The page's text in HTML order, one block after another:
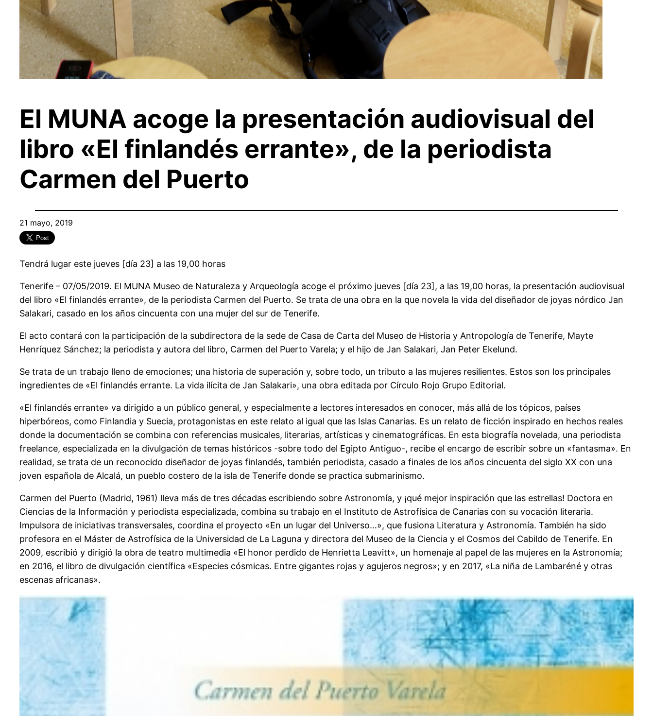
El MUNA acoge la presentación audiovisual del
libro «El finlandés errante», de la periodista
Carmen del Puerto
21 mayo, 2019
Tendrá lugar este jueves [día 23] a las 19,00 horas
Tenerife – 07/05/2019. El MUNA Museo de Naturaleza y Arqueología acoge el próximo jueves [día 23], a las 19,00 horas, la presentación audiovisual
del libro «El finlandés errante», de la periodista Carmen del Puerto. Se trata de una obra en la que novela la vida del diseñador de joyas nórdico Jan
Salakari, casado en los años cincuenta con una mujer del sur de Tenerife.
El acto contará con la participación de la subdirectora de la sede de Casa de Carta del Museo de Historia y Antropología de Tenerife, Mayte
Henríquez Sánchez; la periodista y autora del libro, Carmen del Puerto Varela; y el hijo de Jan Salakari, Jan Peter Ekelund.
Se trata de un trabajo lleno de emociones; una historia de superación y, sobre todo, un tributo a las mujeres resilientes. Estos son los principales
ingredientes de «El finlandés errante. La vida ilícita de Jan Salakari», una obra editada por Círculo Rojo Grupo Editorial.
«El finlandés errante» va dirigido a un público general, y especialmente a lectores interesados en conocer, más allá de los tópicos, países
hiperbóreos, como Finlandia y Suecia, protagonistas en este relato al igual que las Islas Canarias. Es un relato de ficción inspirado en hechos reales
donde la documentación se combina con referencias musicales, literarias, artísticas y cinematográficas. En esta biografía novelada, una periodista
freelance, especializada en la divulgación de temas históricos -sobre todo del Egipto Antiguo-, recibe el encargo de escribir sobre un «fantasma». En
realidad, se trata de un reconocido diseñador de joyas finlandés, también periodista, casado a finales de los años cincuenta del siglo XX con una
joven española de Alcalá, un pueblo costero de la isla de Tenerife donde se practica submarinismo.
Carmen del Puerto (Madrid, 1961) lleva más de tres décadas escribiendo sobre Astronomía, y ¡qué mejor inspiración que las estrellas! Doctora en
Ciencias de la Información y periodista especializada, combina su trabajo en el Instituto de Astrofísica de Canarias con su vocación literaria.
Impulsora de iniciativas transversales, coordina el proyecto «En un lugar del Universo…», que fusiona Literatura y Astronomía. También ha sido
profesora en el Máster de Astrofísica de la Universidad de La Laguna y directora del Museo de la Ciencia y el Cosmos del Cabildo de Tenerife. En
2009, escribió y dirigió la obra de teatro multimedia «El honor perdido de Henrietta Leavitt», un homenaje al papel de las mujeres en la Astronomía;
en 2016, el libro de divulgación científica «Especies cósmicas. Entre gigantes rojas y agujeros negros»; y en 2017, «La niña de Lambaréné y otras
escenas africanas».